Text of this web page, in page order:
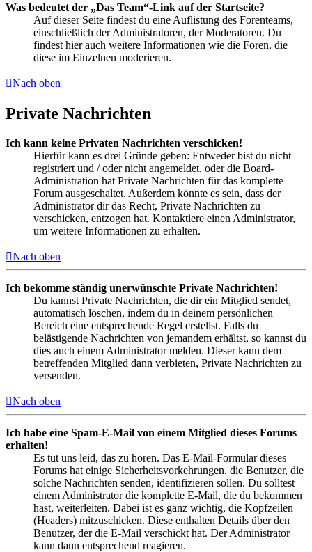
Was bedeutet der „Das Team“-Link auf der Startseite?
Auf dieser Seite findest du eine Auflistung des Forenteams,
einschließlich der Administratoren, der Moderatoren. Du
findest hier auch weitere Informationen wie die Foren, die
diese im Einzelnen moderieren.
Nach oben
Private Nachrichten
Ich kann keine Privaten Nachrichten verschicken!
Hierfür kann es drei Gründe geben: Entweder bist du nicht
registriert und / oder nicht angemeldet, oder die Board-
Administration hat Private Nachrichten für das komplette
Forum ausgeschaltet. Außerdem könnte es sein, dass der
Administrator dir das Recht, Private Nachrichten zu
verschicken, entzogen hat. Kontaktiere einen Administrator,
um weitere Informationen zu erhalten.
Nach oben
Ich bekomme ständig unerwünschte Private Nachrichten!
Du kannst Private Nachrichten, die dir ein Mitglied sendet,
automatisch löschen, indem du in deinem persönlichen
Bereich eine entsprechende Regel erstellst. Falls du
belästigende Nachrichten von jemandem erhältst, so kannst du
dies auch einem Administrator melden. Dieser kann dem
betreffenden Mitglied dann verbieten, Private Nachrichten zu
versenden.
Nach oben
Ich habe eine Spam-E-Mail von einem Mitglied dieses Forums
erhalten!
Es tut uns leid, das zu hören. Das E-Mail-Formular dieses
Forums hat einige Sicherheitsvorkehrungen, die Benutzer, die
solche Nachrichten senden, identifizieren sollen. Du solltest
einem Administrator die komplette E-Mail, die du bekommen
hast, weiterleiten. Dabei ist es ganz wichtig, die Kopfzeilen
(Headers) mitzuschicken. Diese enthalten Details über den
Benutzer, der die E-Mail verschickt hat. Der Administrator
kann dann entsprechend reagieren.